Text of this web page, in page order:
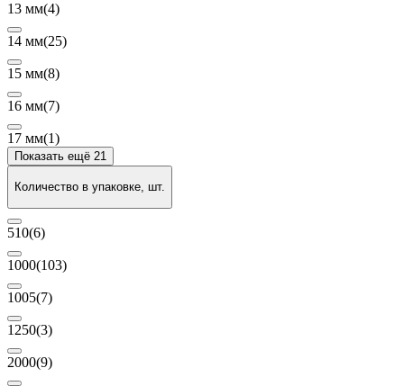
13 мм(4)
14 мм(25)
15 мм(8)
16 мм(7)
17 мм(1)
Показать ещё 21
Количество в упаковке, шт.
510(6)
1000(103)
1005(7)
1250(3)
2000(9)